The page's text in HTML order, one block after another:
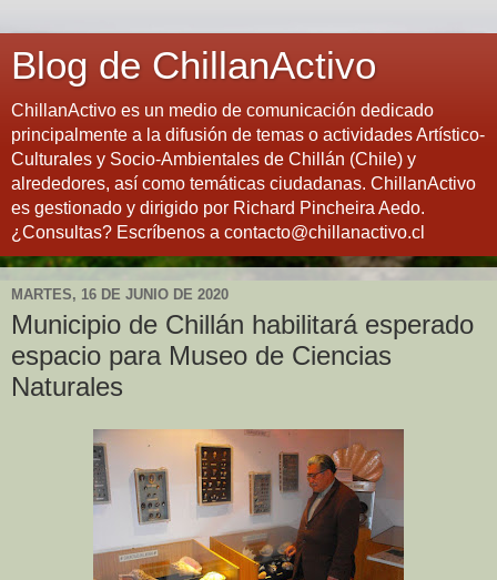
Blog de ChillanActivo
ChillanActivo es un medio de comunicación dedicado
principalmente a la difusión de temas o actividades Artístico-
Culturales y Socio-Ambientales de Chillán (Chile) y
alrededores, así como temáticas ciudadanas. ChillanActivo
es gestionado y dirigido por Richard Pincheira Aedo.
¿Consultas? Escríbenos a contacto@chillanactivo.cl
MARTES, 16 DE JUNIO DE 2020
Municipio de Chillán habilitará esperado
espacio para Museo de Ciencias
Naturales